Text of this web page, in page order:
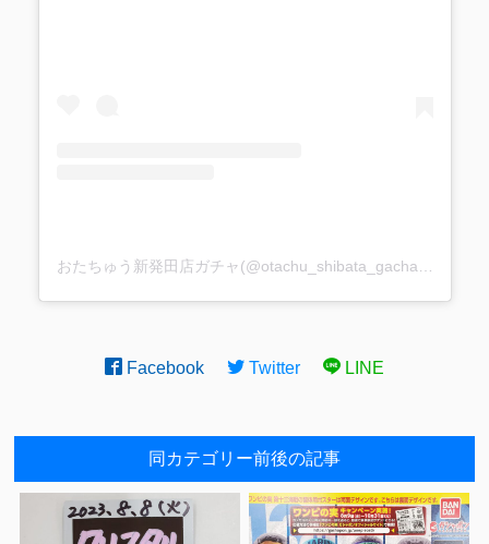
おたちゅう新発田店ガチャ(@otachu_shibata_gacha)がシェアした投稿
Facebook Twitter LINE
同カテゴリー前後の記事